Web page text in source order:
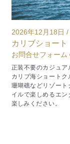
2026年10月29日 /
日本周遊（東京
¥507,001～
正装不要のカジュア
日本周遊クルーズ
るエンターテイン
い。